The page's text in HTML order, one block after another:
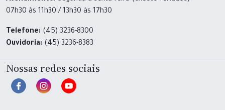
07h30 às 11h30 / 13h30 às 17h30
Telefone: (45) 3236-8300
Ouvidoria: (45) 3236-8383
Nossas redes sociais